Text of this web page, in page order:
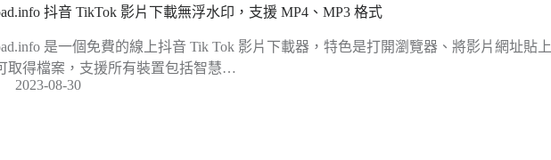
抖音 TikTok 影片下載無浮水印，支援 MP4、MP3 格式
是一個免費的線上抖音 Tik Tok 影片下載器，特色是打開瀏覽器、將影片網址貼上
取得檔案，支援所有裝置包括智慧…
2023-08-30